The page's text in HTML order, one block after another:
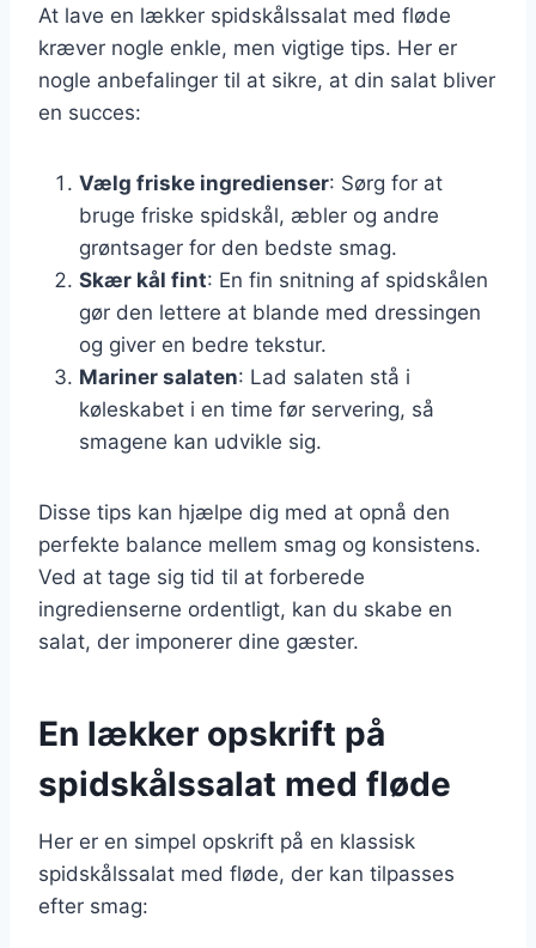
At lave en lækker spidskålssalat med fløde
kræver nogle enkle, men vigtige tips. Her er
nogle anbefalinger til at sikre, at din salat bliver
en succes:
Vælg friske ingredienser: Sørg for at
bruge friske spidskål, æbler og andre
grøntsager for den bedste smag.
Skær kål fint: En fin snitning af spidskålen
gør den lettere at blande med dressingen
og giver en bedre tekstur.
Mariner salaten: Lad salaten stå i
køleskabet i en time før servering, så
smagene kan udvikle sig.
Disse tips kan hjælpe dig med at opnå den
perfekte balance mellem smag og konsistens.
Ved at tage sig tid til at forberede
ingredienserne ordentligt, kan du skabe en
salat, der imponerer dine gæster.
En lækker opskrift på
spidskålssalat med fløde
Her er en simpel opskrift på en klassisk
spidskålssalat med fløde, der kan tilpasses
efter smag: